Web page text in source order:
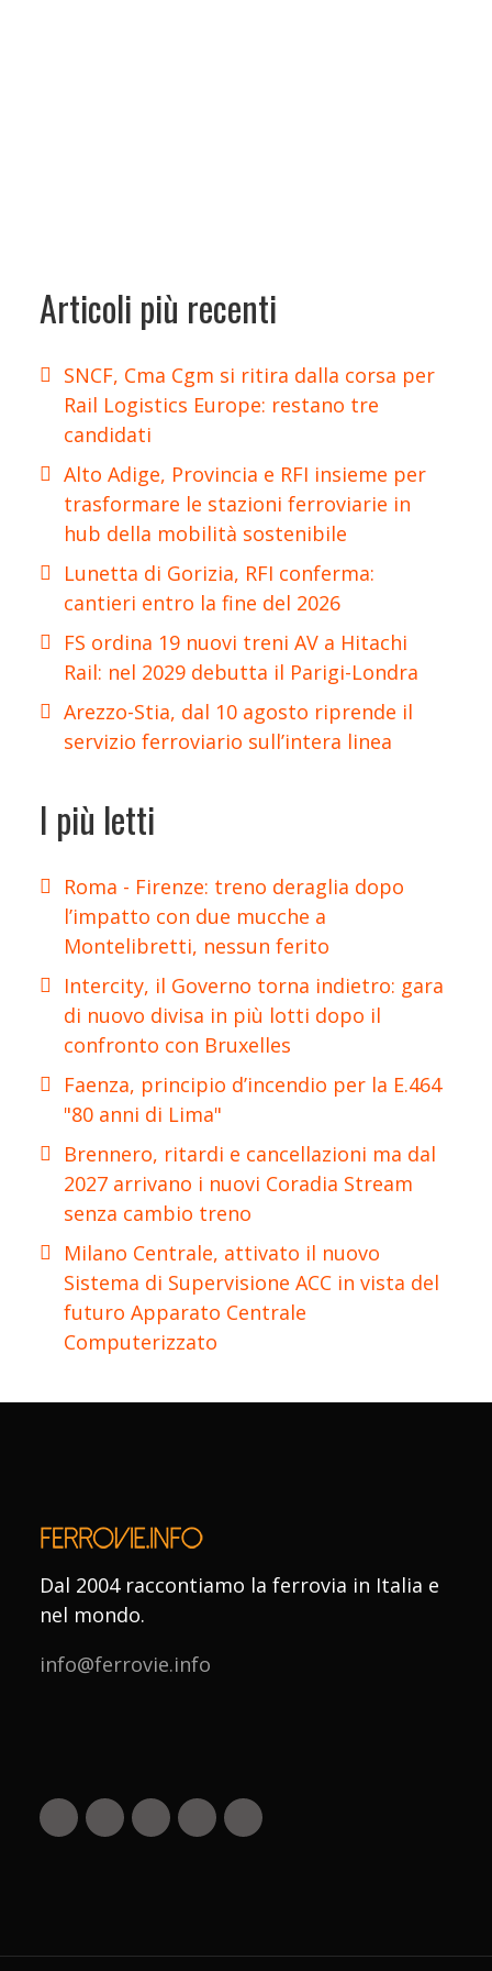
Articoli più recenti
SNCF, Cma Cgm si ritira dalla corsa per
Rail Logistics Europe: restano tre
candidati
Alto Adige, Provincia e RFI insieme per
trasformare le stazioni ferroviarie in
hub della mobilità sostenibile
Lunetta di Gorizia, RFI conferma:
cantieri entro la fine del 2026
FS ordina 19 nuovi treni AV a Hitachi
Rail: nel 2029 debutta il Parigi-Londra
Arezzo-Stia, dal 10 agosto riprende il
servizio ferroviario sull’intera linea
I più letti
Roma - Firenze: treno deraglia dopo
l’impatto con due mucche a
Montelibretti, nessun ferito
Intercity, il Governo torna indietro: gara
di nuovo divisa in più lotti dopo il
confronto con Bruxelles
Faenza, principio d’incendio per la E.464
"80 anni di Lima"
Brennero, ritardi e cancellazioni ma dal
2027 arrivano i nuovi Coradia Stream
senza cambio treno
Milano Centrale, attivato il nuovo
Sistema di Supervisione ACC in vista del
futuro Apparato Centrale
Computerizzato
Dal 2004 raccontiamo la ferrovia in Italia e
nel mondo.
info@ferrovie.info